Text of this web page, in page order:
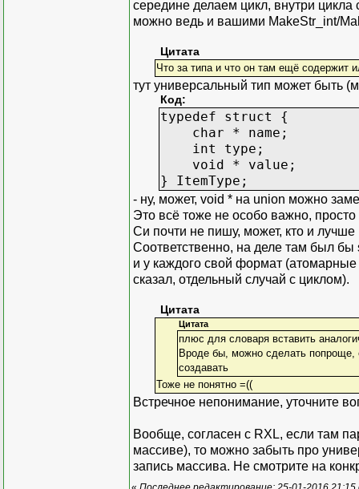
середине делаем цикл, внутри
можно ведь и вашими MakeStr_int/
Цитата
Что за типа и что он там ещё содержит
тут универсальный тип может быть
Код:
typedef struct {
char * name;
int type;
void * value;
} ItemType;
- ну, может, void * на union можно
Это всё тоже не особо важно,
Си почти не пишу, может, кто и
Соответственно, на деле там был
и у каждого свой формат
сказал, отдельный случай с циклом).
Цитата
Цитата
плюс для словаря вставить
Вроде бы, можно сделать попроще,
создавать
Тоже не понятно =((
Встречное непонимание, уточните
Вообще, согласен с RXL, если там
массиве), то можно забыть про
запись массива. Не смотрите на